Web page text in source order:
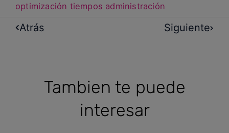
optimización tiempos administración
Atrás Siguiente
Tambien te puede
interesar